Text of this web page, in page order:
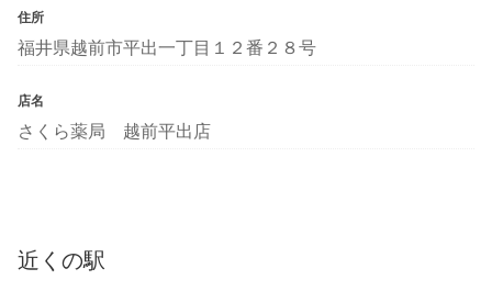
住所
福井県越前市平出一丁目１２番２８号
店名
さくら薬局 越前平出店
近くの駅